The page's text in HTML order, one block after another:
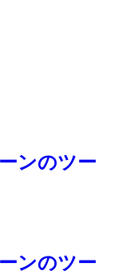
ンのツー
ンのツー